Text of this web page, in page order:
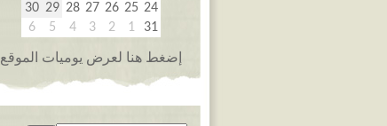
24
25
26
27
28
29
30
31
1
2
3
4
5
6
إضغط هنا لعرض يوميات الموقع